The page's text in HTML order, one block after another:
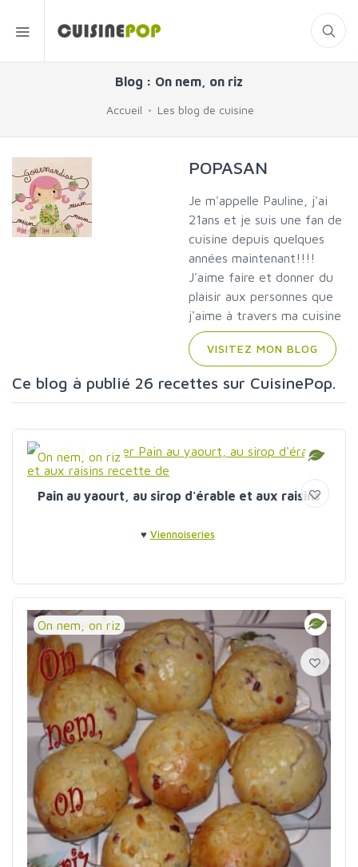
Blog : On nem, on riz
Accueil Les blog de cuisine
POPASAN
Je m'appelle Pauline, j'ai
21ans et je suis une fan de
cuisine depuis quelques
années maintenant!!!!
J'aime faire et donner du
plaisir aux personnes que
j'aime à travers ma cuisine
VISITEZ MON BLOG
Ce blog à publié 26 recettes sur CuisinePop.
On nem, on riz
Pain au yaourt, au sirop d'érable et aux raisins
♥ Viennoiseries
On nem, on riz